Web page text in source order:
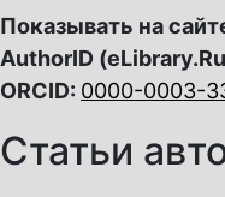
Показывать на
AuthorID
ORCID: 0000-0003-
Статьи